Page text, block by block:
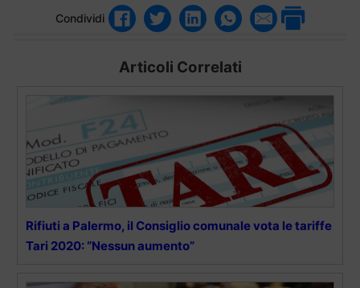
Condividi
Articoli Correlati
Rifiuti a Palermo, il Consiglio comunale vota le tariffe
Tari 2020: “Nessun aumento”